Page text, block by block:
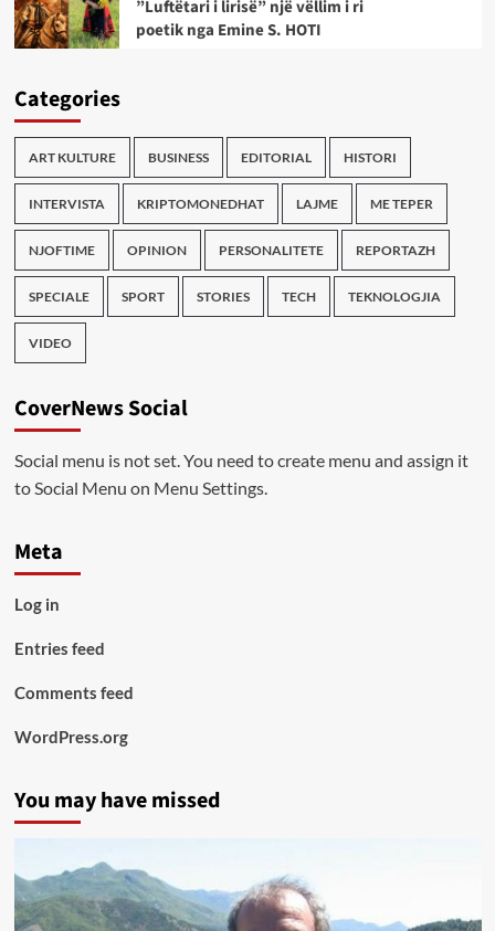
”Luftëtari i lirisë” një vëllim i ri
poetik nga Emine S. HOTI
Categories
ART KULTURE BUSINESS EDITORIAL HISTORI
INTERVISTA KRIPTOMONEDHAT LAJME ME TEPER
NJOFTIME OPINION PERSONALITETE REPORTAZH
SPECIALE SPORT STORIES TECH TEKNOLOGJIA
VIDEO
CoverNews Social
Social menu is not set. You need to create menu and assign it
to Social Menu on Menu Settings.
Meta
Log in
Entries feed
Comments feed
WordPress.org
You may have missed